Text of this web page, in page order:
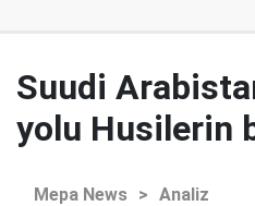
Suudi
yolu Husilerin
Mepa News > Analiz